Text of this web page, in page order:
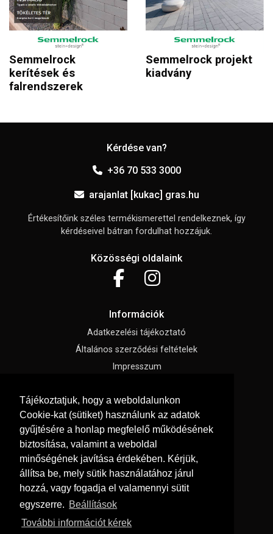
Tájékoztatjuk, hogy a weboldalunkon
Cookie-kat (sütiket) használunk az adatok
gyűjtésére a honlap megfelelő működésének
biztosítása, valamint a weboldal
minőségének javítása érdekében. Kérjük,
állítsa be, mely sütik használatához járul
hozzá, vagy fogadja el valamennyi sütit
egyszerre. Beállítások
További információt kérek
Semmelrock
kerítések és
falrendszerek
Semmelrock projekt
kiadvány
Kérdése van?
+36 70 533 3000
arajanlat [kukac] gras.hu
Értékesítőink széles termékismerettel rendelkeznek, így
kérdéseivel bátran fordulhat hozzájuk.
Közösségi oldalaink
Információk
Adatkezelési tájékoztató
Általános szerződési feltételek
Impresszum
Menü
Ajánlatkérés
Hírek, cikkek
Kapcsolat
Letölthető katalógusok
Oldaltérkép